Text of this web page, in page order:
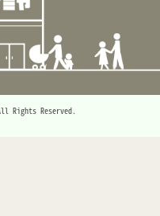
All Rights Reserved.